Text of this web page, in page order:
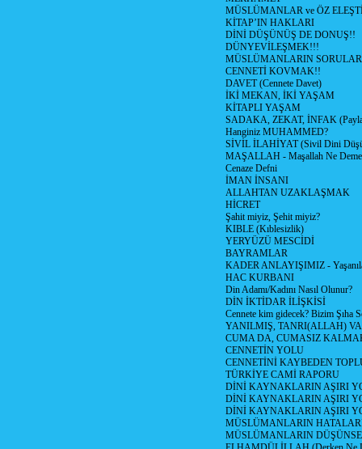
MÜSLÜMANLAR ve ÖZ
KİTAP’IN HAKLARI
DİNİ DÜŞÜNÜŞ DE DONUŞ!!
DÜNYEVİLEŞMEK!!!
MÜSLÜMANLARIN
CENNETİ KOVMAK!!
DAVET (Cennete Davet)
İKİ MEKAN, İKİ YAŞAM
KİTAPLI YAŞAM
SADAKA, ZEKAT, İNFAK
Hanginiz MUHAMMED?
SİVİL İLAHİYAT (Sivil Dini
MAŞALLAH - Maşallah Ne
Cenaze Defni
İMAN İNSANI
ALLAHTAN UZAKLAŞMAK
HİCRET
Şahit miyiz, Şehit miyiz?
KIBLE (Kıblesizlik)
YERYÜZÜ MESCİDİ
BAYRAMLAR
KADER ANLAYIŞIMIZ -
HAC KURBANI
Din Adamı/Kadını Nasıl Olunur?
DİN İKTİDAR İLİŞKİSİ
Cennete kim gidecek? Bizim Şıha
YANILMIŞ, TANRI(ALLAH)
CUMA DA, CUMASIZ
CENNETİN YOLU
CENNETİNİ KAYBEDEN
TÜRKİYE CAMİ RAPORU
DİNİ KAYNAKLARIN AŞIRI
DİNİ KAYNAKLARIN AŞIRI
DİNİ KAYNAKLARIN AŞIRI
MÜSLÜMANLARIN
MÜSLÜMANLARIN